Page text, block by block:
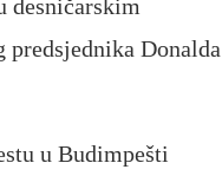
desničarskim
Donalda
u Budimpešti